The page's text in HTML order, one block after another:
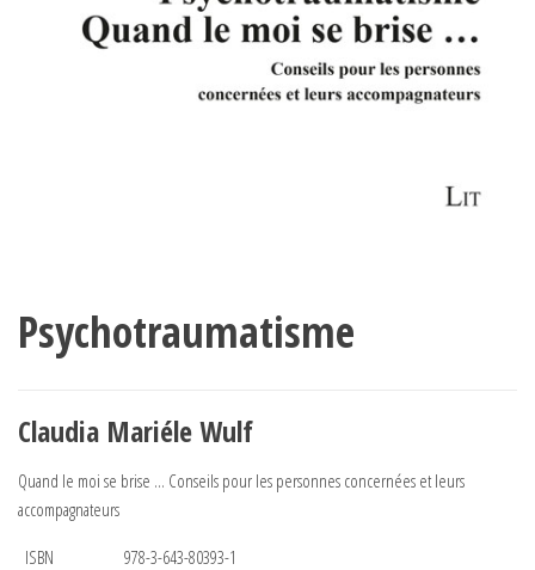
Psychotraumatisme
Claudia Mariéle Wulf
Quand le moi se brise … Conseils pour les personnes concernées et leurs
accompagnateurs
ISBN
978-3-643-80393-1